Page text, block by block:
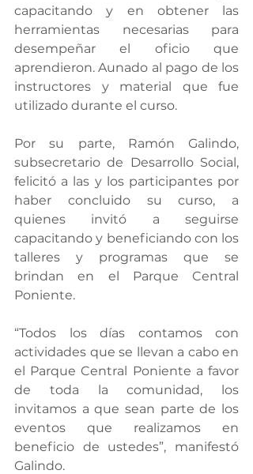
capacitando y en obtener las
herramientas necesarias para
desempeñar el oficio que
aprendieron. Aunado al pago de los
instructores y material que fue
utilizado durante el curso.
Por su parte, Ramón Galindo,
subsecretario de Desarrollo Social,
felicitó a las y los participantes por
haber concluido su curso, a
quienes invitó a seguirse
capacitando y beneficiando con los
talleres y programas que se
brindan en el Parque Central
Poniente.
“Todos los días contamos con
actividades que se llevan a cabo en
el Parque Central Poniente a favor
de toda la comunidad, los
invitamos a que sean parte de los
eventos que realizamos en
beneficio de ustedes”, manifestó
Galindo.